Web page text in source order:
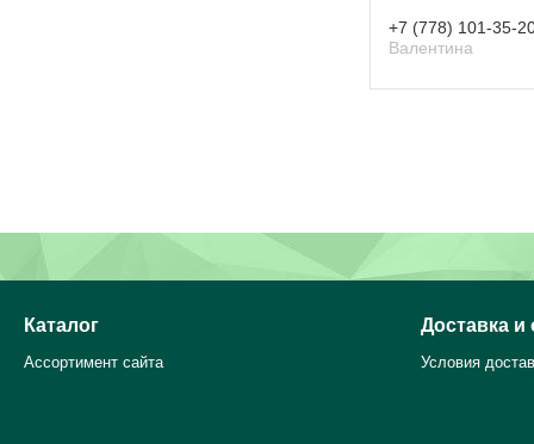
+7 (778) 101-35-
Валентина
Каталог
Ассортимент сайта
Доставка и
Условия